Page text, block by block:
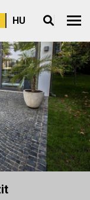
HU Meniu